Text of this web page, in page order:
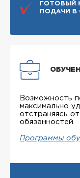
ГОТОВЫЙ
ПОДАЧИ В
Возможность
максимально
отстраняясь
обязанностей.
Программы